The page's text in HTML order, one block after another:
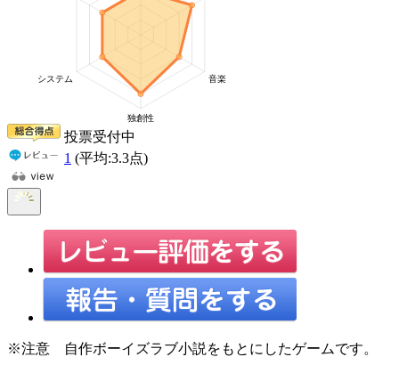
投票受付中
1 (平均:3.3点)
※注意 自作ボーイズラブ小説をもとにしたゲームです。